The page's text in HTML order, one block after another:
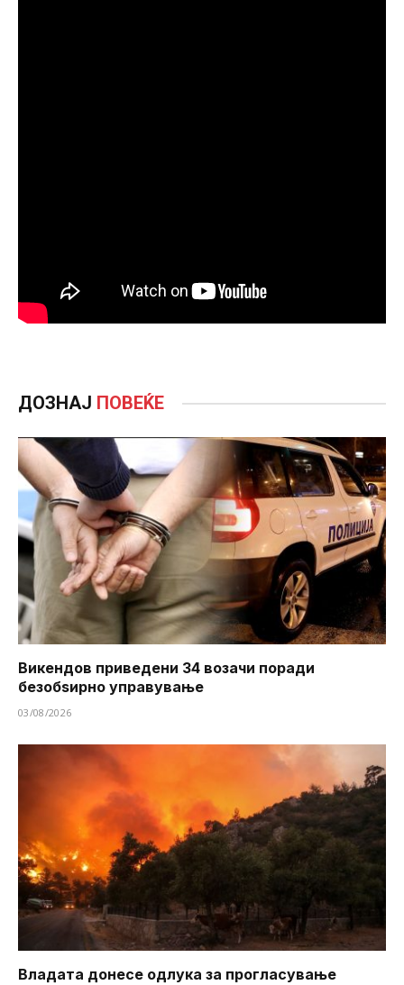
ДОЗНАЈ ПОВЕЌЕ
Викендов приведени 34 возачи поради
безобѕирно управување
03/08/2026
Владата донесе одлука за прогласување